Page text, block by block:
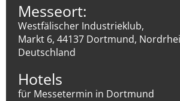
Messeort:
Westfälischer Industrieklub,
Markt 6, 44137 Dortmund,
Deutschland
Hotels
für Messetermin in Dortmund